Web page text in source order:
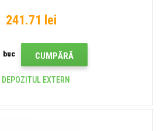
241.71 lei
buc CUMPĂRĂ
DEPOZITUL EXTERN